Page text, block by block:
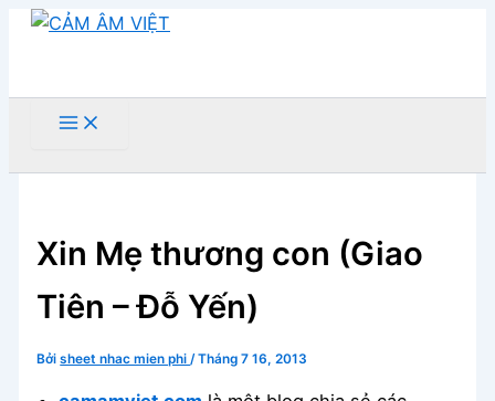
Nhảy
Xin Mẹ thương con (Giao
Tiên – Đỗ Yến)
Bởisheet nhac mien phi/Tháng 7 16, 2013